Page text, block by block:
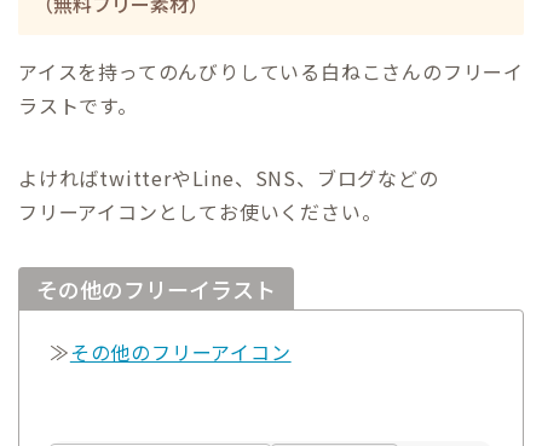
アイスを持ってのんびりしている白ねこさんのフリーイ
ラストです。
よければtwitterやLine、SNS、ブログなどの
フリーアイコンとしてお使いください。
その他のフリーイラスト
≫その他のフリーアイコン